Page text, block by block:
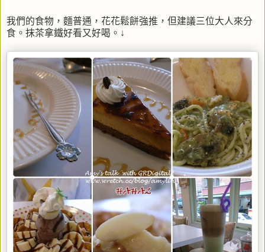
我們的食物，麵普通，花花鬆餅強推，但建議三位大人來分
食。抹茶拿鐵好看又好喝。↓